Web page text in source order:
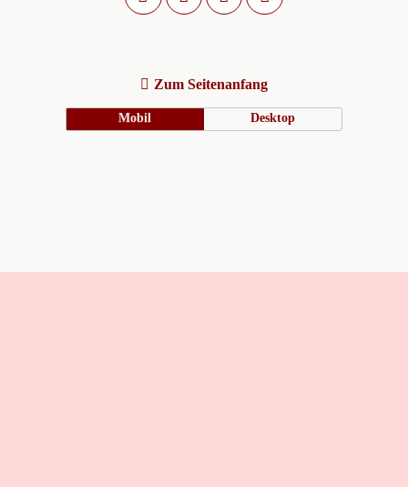
Zum Seitenanfang
Mobil Desktop